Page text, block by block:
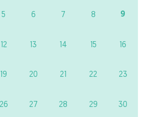
5 6 7 8 9
12 13 14 15 16
19 20 21 22 23
26 27 28 29 30